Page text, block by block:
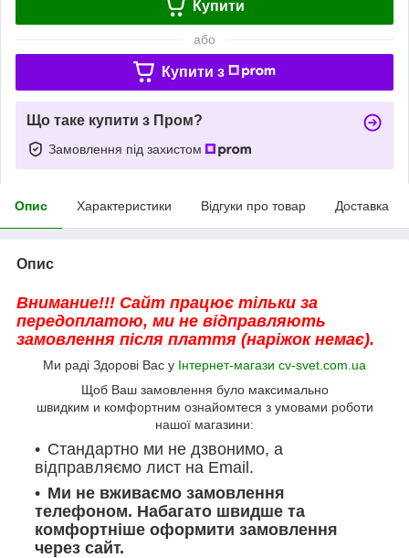
Купити
або
Купити з
Що таке купити з Пром?
Замовлення під захистом
Опис Характеристики Відгуки про товар Доставка
Опис
Внимание!!! Сайт працює тільки за
передоплатою, ми не відправляють
замовлення після плаття (наріжок немає).
Ми раді Здорові Вас у Інтернет-магази cv-svet.com.ua
Щоб Ваш замовлення було максимально
швидким и комфортним ознайомтеся з умовами роботи
нашої магазини:
Стандартно ми не дзвонимо, а
відправляємо лист на Email.
Ми не вживаємо замовлення
телефоном. Набагато швидше та
комфортніше оформити замовлення
через сайт.